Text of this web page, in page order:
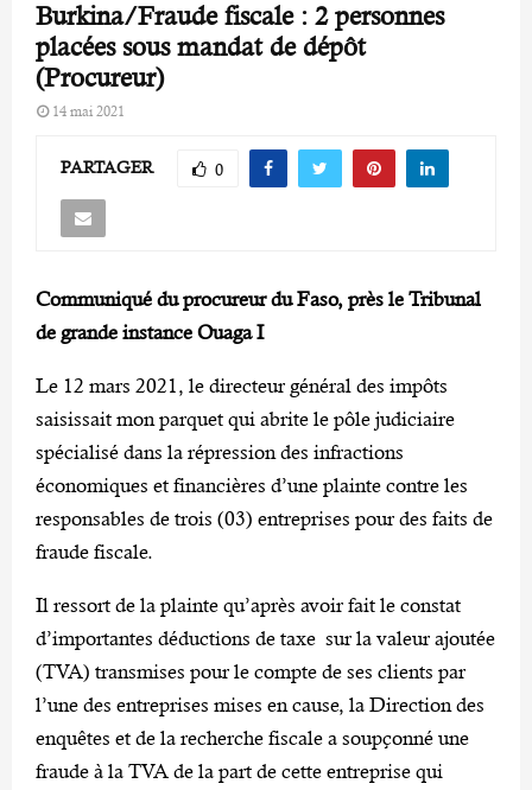
Burkina/Fraude fiscale : 2 personnes
placées sous mandat de dépôt
(Procureur)
14 mai 2021
PARTAGER 0
Communiqué du procureur du Faso, près le Tribunal
de grande instance Ouaga I
Le 12 mars 2021, le directeur général des impôts
saisissait mon parquet qui abrite le pôle judiciaire
spécialisé dans la répression des infractions
économiques et financières d’une plainte contre les
responsables de trois (03) entreprises pour des faits de
fraude fiscale.
Il ressort de la plainte qu’après avoir fait le constat
d’importantes déductions de taxe sur la valeur ajoutée
(TVA) transmises pour le compte de ses clients par
l’une des entreprises mises en cause, la Direction des
enquêtes et de la recherche fiscale a soupçonné une
fraude à la TVA de la part de cette entreprise qui